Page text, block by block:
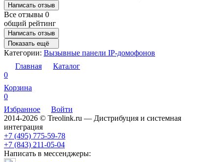
Написать отзыв
Все отзывы 0
общий рейтинг
Написать отзыв
Показать ещё
Категории: Вызывные панели IP-домофонов
Главная
Каталог
0
Корзина
0
Избранное
Войти
2014-2026 © Treolink.ru — Дистрибуция и системная
интеграция
+7 (495) 775-59-78
+7 (843) 211-05-04
Написать в мессенджеры: